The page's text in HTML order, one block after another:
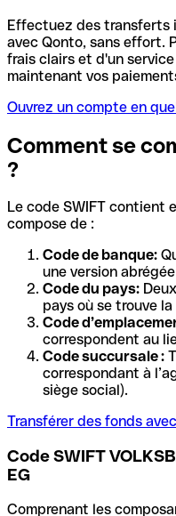
Effectuez des transferts
avec Qonto, sans effort.
frais clairs et d'un
maintenant vos
Ouvrez un compte en
Comment se
?
Le code SWIFT contient
compose de :
Code de banque:
une version
Code du pays:
pays où se trouve
Code
correspondent au
Code succursale :
correspondant à
siège social).
Transférer des fonds
Code SWIFT
EG
Comprenant les